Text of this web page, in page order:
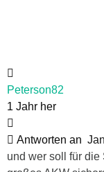
Peterson82
1 Jahr her
Antworten an
und wer soll für